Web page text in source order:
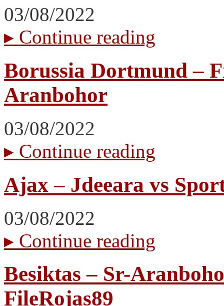
03/08/2022
▸ Continue reading
Borussia Dortmund –
Aranbohor
03/08/2022
▸ Continue reading
Ajax – Jdeeara vs
03/08/2022
▸ Continue reading
Besiktas – Sr-
FileRojas89